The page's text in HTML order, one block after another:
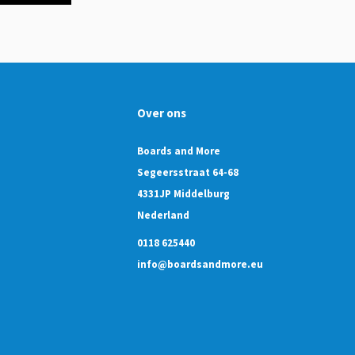
Over ons
Boards and More
Segeersstraat 64-68
4331JP Middelburg
Nederland
0118 625440
info@boardsandmore.eu